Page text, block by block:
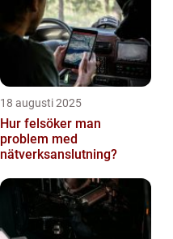
18 augusti 2025
Hur felsöker man
problem med
nätverksanslutning?